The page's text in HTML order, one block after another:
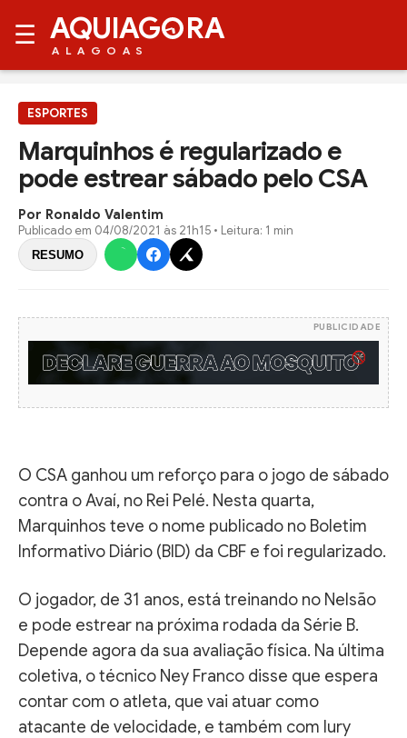
☰ AQUIAG RA
ALAGOAS
ESPORTES
Marquinhos é regularizado e
pode estrear sábado pelo CSA
Por Ronaldo Valentim
Publicado em 04/08/2021 às 21h15 • Leitura: 1 min
RESUMO
PUBLICIDADE
O CSA ganhou um reforço para o jogo de sábado
contra o Avaí, no Rei Pelé. Nesta quarta,
Marquinhos teve o nome publicado no Boletim
Informativo Diário (BID) da CBF e foi regularizado.
O jogador, de 31 anos, está treinando no Nelsão
e pode estrear na próxima rodada da Série B.
Depende agora da sua avaliação física. Na última
coletiva, o técnico Ney Franco disse que espera
contar com o atleta, que vai atuar como
atacante de velocidade, e também com Iury